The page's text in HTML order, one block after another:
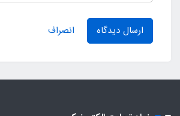
ارسال دیدگاه انصراف